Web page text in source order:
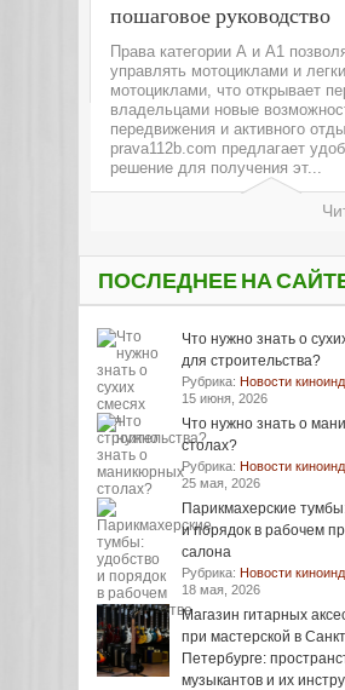
пошаговое руководство
Права категории А и А1
управлять мотоциклами и
мотоциклами, что открывает
владельцами новые
передвижения и активного
prava112b.com предлагает
решение для получения эт...
ПОСЛЕДНЕЕ НА
Что нужно знать о
для строительства?
Рубрика: Новости
15 июня, 2026
Что нужно знать о
столах?
Рубрика: Новости
25 мая, 2026
Парикмахерские
и порядок в рабочем
салона
Рубрика: Новости
18 мая, 2026
Магазин гитарных
при мастерской в
Петербурге:
музыкантов и их